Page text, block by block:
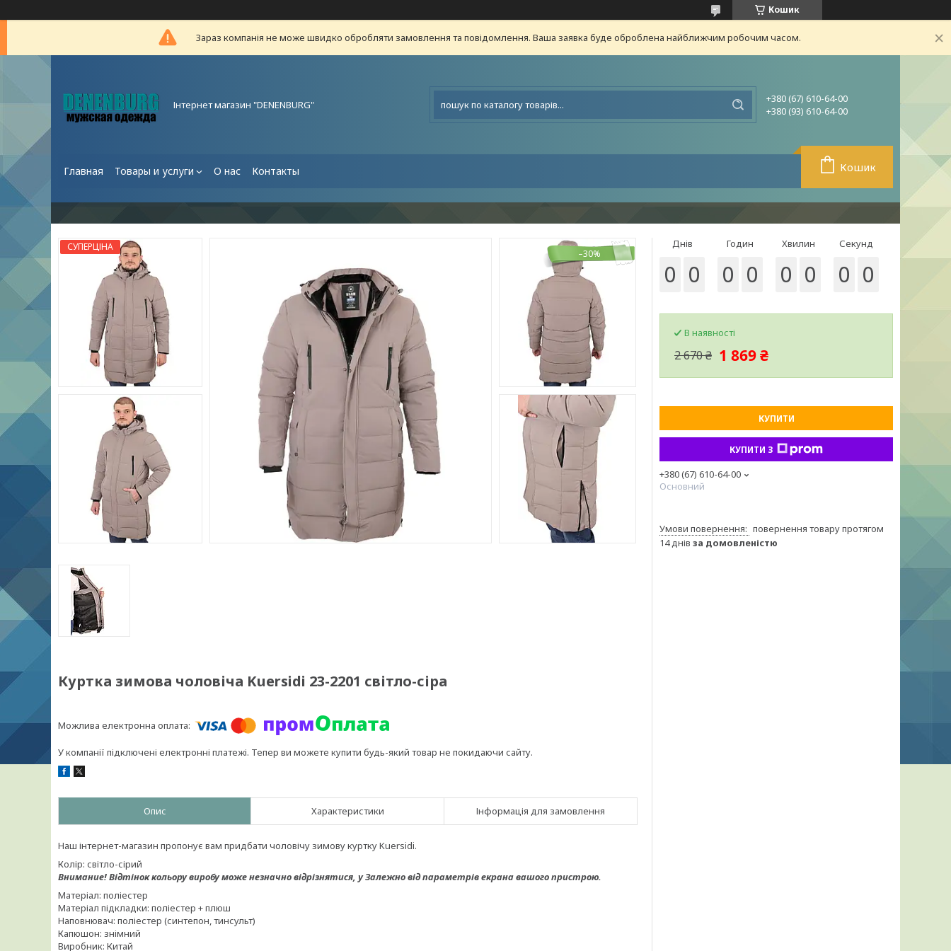
Кошик
Зараз компанія не може швидко обробляти замовлення та повідомлення. Ваша заявка буде оброблена найближчим робочим часом.
Інтернет магазин "DENENBURG"
+380 (67) 610-64-00
+380 (93) 610-64-00
Главная Товары и услуги О нас Контакты Кошик
СУПЕРЦІНА
–30%
Куртка зимова чоловіча Kuersidi 23-2201 світло-сіра
У компанії підключені електронні платежі. Тепер ви можете купити будь-який товар не покидаючи сайту.
Опис Характеристики Інформація для замовлення
Наш інтернет-магазин пропонує вам придбати чоловічу зимову куртку Kuersidi.
Колір: світло-сірий
Внимание!Відтінок кольору виробу може незначно відрізнятися, уЗалежно від параметрів екрана вашого пристрою.
Матеріал: поліестер
Матеріал підкладки: поліестер + плюш
Наповнювач: поліестер (синтепон, тинсульт)
Капюшон: знімний
Виробник: Китай
Днів
0 0
Годин
0 0
Хвилин
0 0
Секунд
0 0
В наявності
2 670 ₴ 1 869 ₴
КУПИТИ
КУПИТИ З
+380 (67) 610-64-00
Основний
повернення товару протягом
14 днів за домовленістю